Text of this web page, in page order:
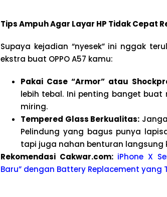
Tips Ampuh Agar Layar HP Tidak Cepat
Supaya kejadian “nyesek” ini nggak
ekstra buat OPPO A57 kamu:
Pakai Case “Armor” atau
lebih tebal. Ini penting banget
miring.
Tempered Glass Berkualitas:
Pelindung yang bagus punya
tapi juga nahan benturan langsung
Rekomendasi Cakwar.com: iPhone X
Baru” dengan Battery Replacement yang